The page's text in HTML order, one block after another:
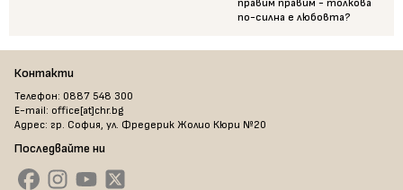
правим правим - толкова
по-силна е любовта?
Контакти
Телефон: 0887 548 300
E-mail: office[at]chr.bg
Адрес: гр. София, ул. Фредерик Жолио Кюри №20
Последвайте ни